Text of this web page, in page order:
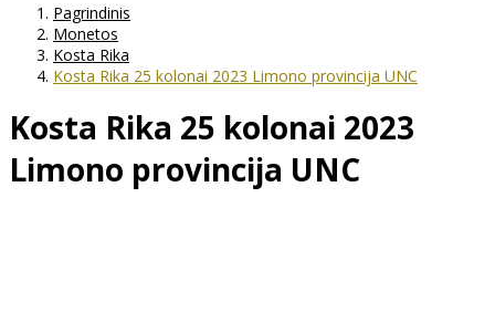
Pagrindinis
Monetos
Kosta Rika
Kosta Rika 25 kolonai 2023 Limono provincija UNC
Kosta Rika 25 kolonai 2023
Limono provincija UNC